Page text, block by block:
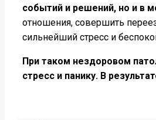
событий и решений, но и в
отношения, совершить
сильнейший стресс и
При таком нездоровом
стресс и панику. В